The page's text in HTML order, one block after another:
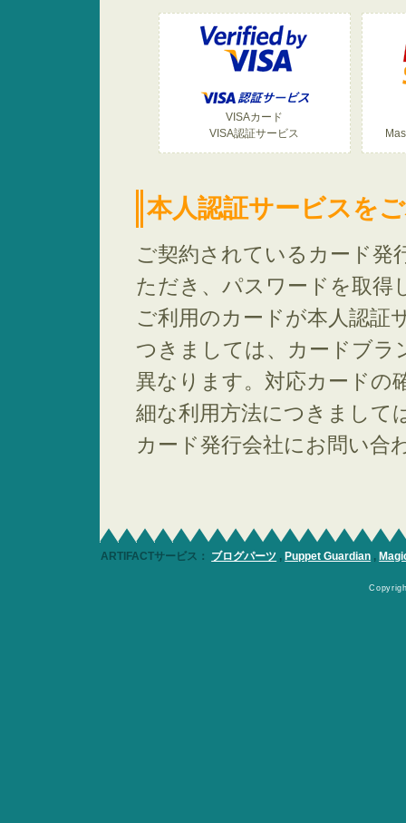
VISAカード
VISA認証サービス
本人認証サービスを
ご契約されているカード発
ただき、パスワードを取得
ご利用のカードが本人認証
つきましては、カードブラ
異なります。対応カードの
細な利用方法につきまして
カード発行会社にお問い合
ARTIFACTサービス： ブログパーツ , Puppet Guardian ,